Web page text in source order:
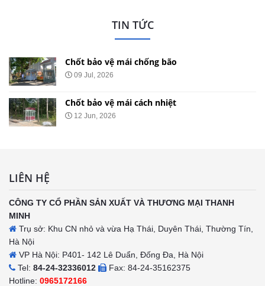
TIN TỨC
Chốt bảo vệ mái chống ồn
29 May, 2026
Chốt bảo vệ mái nhọn
20 May, 2026
LIÊN HỆ
CÔNG TY CỔ PHẦN SẢN XUẤT VÀ THƯƠNG MẠI THANH
MINH
Trụ sở: Khu CN nhỏ và vừa Hạ Thái, Duyên Thái, Thường Tín,
Hà Nội
VP Hà Nội: P401- 142 Lê Duẩn, Đống Đa, Hà Nội
Tel: 84-24-32336012
Fax: 84-24-35162375
Hotline: 0965172166